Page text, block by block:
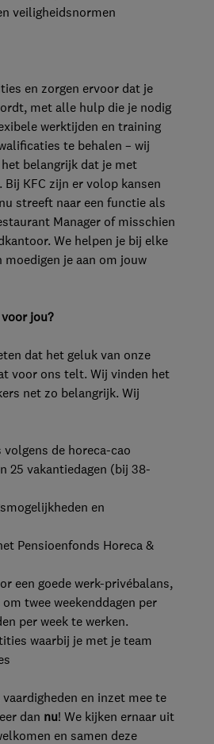
veiligheidsnormen
en zorgen ervoor dat je
met alle hulp die je nodig
werktijden en training
te behalen – wij
belangrijk dat je met
KFC zijn er volop kansen
streeft naar een functie als
Manager of misschien
We helpen je bij elke
je aan om jouw
jou?
dat het geluk van onze
voor ons telt. Wij vinden het
net zo belangrijk. Wij
de horeca-cao
25 vakantiedagen (bij 38-
en
Pensioenfonds Horeca &
een goede werk-privébalans,
twee weekenddagen per
per week te werken.
waarbij je met je team
en inzet mee te
dan nu! We kijken ernaar uit
en samen deze